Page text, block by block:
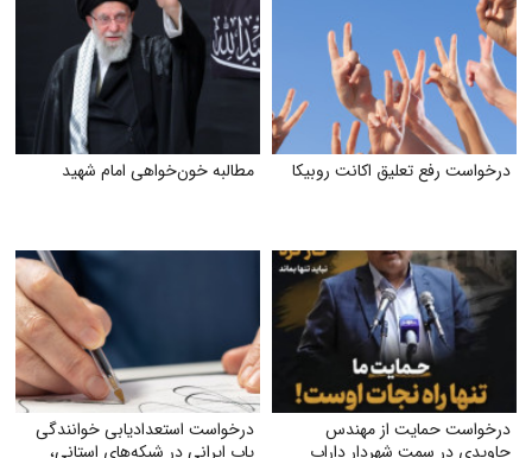
درخواست رفع تعلیق اکانت روبیکا مطالبه خون‌خواهی امام شهید
درخواست حمایت از مهندس
جاویدی در سمت شهردار داراب
درخواست استعدادیابی خوانندگی
پاپ ایرانی در شبکه‌های استانی،